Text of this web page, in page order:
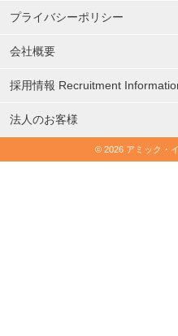
プライバシーポリシー
会社概要
採用情報 Recruitment
法人のお客様
© 2026 アミック・